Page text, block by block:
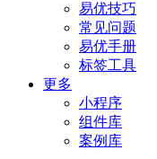
易优技巧
常见问题
易优手册
标签工具
更多
小程序
组件库
案例库